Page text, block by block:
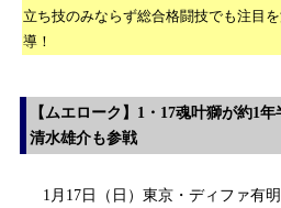
立ち技のみならず総合格闘技でも注目
導！
【ムエローク】1・17魂叶獅が約1
清水雄介も参戦
1月17日（日）東京・ディファ有